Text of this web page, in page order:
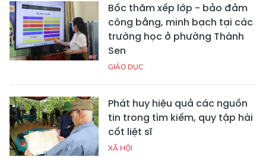
Bốc thăm xếp lớp - bảo đảm
công bằng, minh bạch tại các
trường học ở phường Thành
Sen
GIÁO DỤC
Phát huy hiệu quả các nguồn
tin trong tìm kiếm, quy tập hài
cốt liệt sĩ
XÃ HỘI